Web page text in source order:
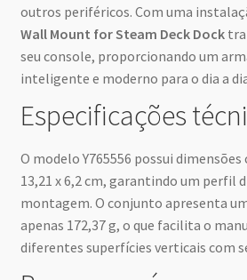
outros periféricos. Com uma
Wall Mount for Steam Deck Dock
seu console, proporcionando um
inteligente e moderno para o dia a
Especificações
O modelo Y765556 possui dimensões
13,21 x 6,2 cm, garantindo um perfil
montagem. O conjunto apresenta
apenas 172,37 g, o que facilita o
diferentes superfícies verticais com